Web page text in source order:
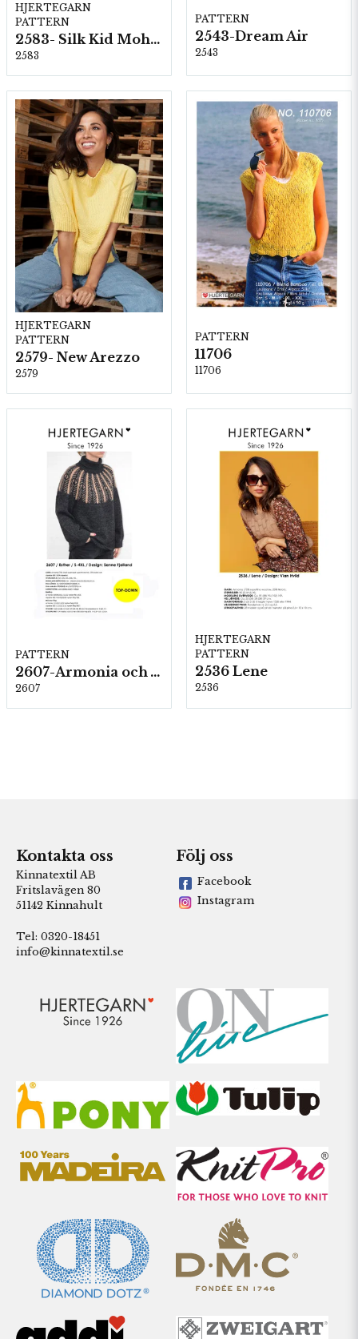
HJERTEGARN
PATTERN
2583- Silk Kid Mohair
2583
PATTERN
2543-Dream Air
2543
HJERTEGARN
PATTERN
2579- New Arezzo
2579
PATTERN
11706
11706
PATTERN
2607-Armonia och Alpaca 400
2607
HJERTEGARN
PATTERN
2536 Lene
2536
Kontakta oss
Kinnatextil AB
Fritslavägen 80
51142 Kinnahult
Tel: 0320-18451
info@kinnatextil.se
Följ oss
Facebook
Instagram